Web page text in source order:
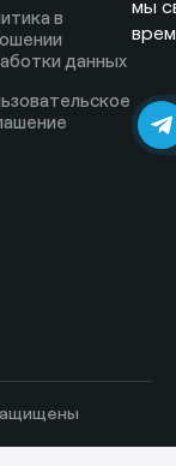
в
данных
мы